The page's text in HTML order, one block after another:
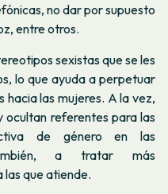
no dar por supuesto
entre otros.
sexistas que se les
lo que ayuda a perpetuar
hacia las mujeres. A la vez,
ocultan referentes para las
de género en las
a tratar más
las que atiende.